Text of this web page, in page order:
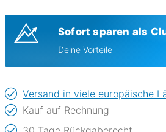
Sofort sparen als
Deine Vorteile
Versand in viele europäische
Kauf auf Rechnung